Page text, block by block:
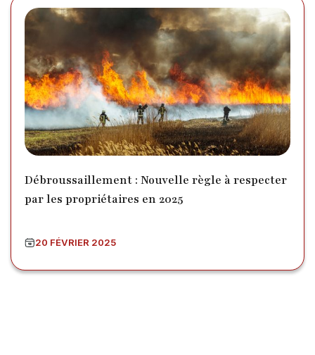
Débroussaillement : Nouvelle règle à respecter
par les propriétaires en 2025
20 FÉVRIER 2025